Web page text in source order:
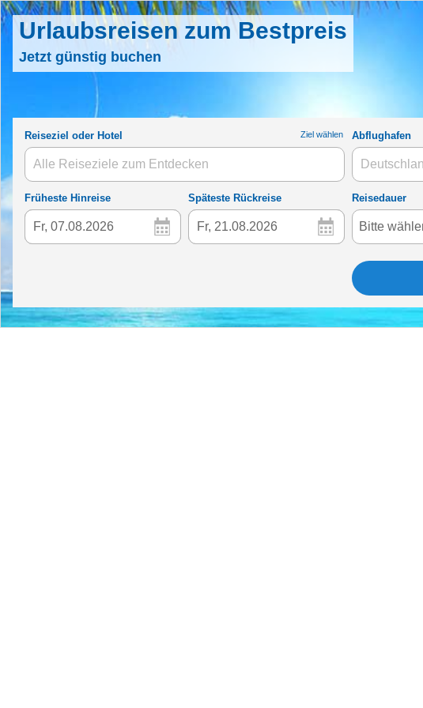
Urlaubsreisen zum Bestpreis
Jetzt günstig buchen
Reiseziel oder Hotel Abflughafen
Früheste Hinreise
Fr, 07.08.2026
Späteste Rückreise
Fr, 21.08.2026
Reisedauer